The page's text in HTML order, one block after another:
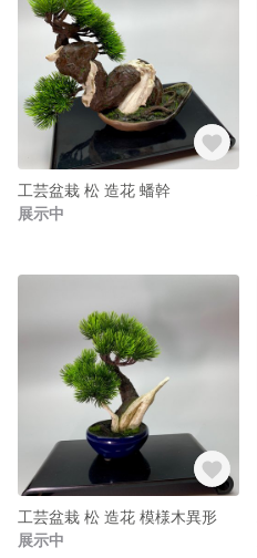
工芸盆栽 松 造花 蟠幹
展示中
工芸盆栽 松 造花 模様木異形
展示中